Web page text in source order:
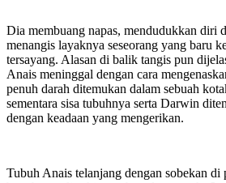
Dia membuang napas, mendudukkan diri
menangis layaknya seseorang yang baru
tersayang. Alasan di balik tangis pun
Anais meninggal dengan cara
penuh darah ditemukan dalam sebuah
sementara sisa tubuhnya serta Darwin
dengan keadaan yang mengerikan.
Tubuh Anais telanjang dengan sobekan di